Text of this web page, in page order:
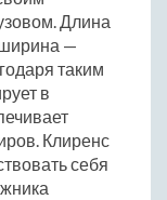
Длина
—
таким
в
Клиренс
себя